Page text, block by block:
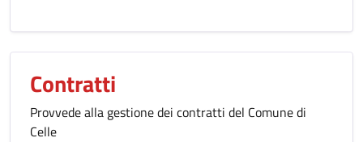
Contratti
Provvede alla gestione dei contratti del Comune di
Celle